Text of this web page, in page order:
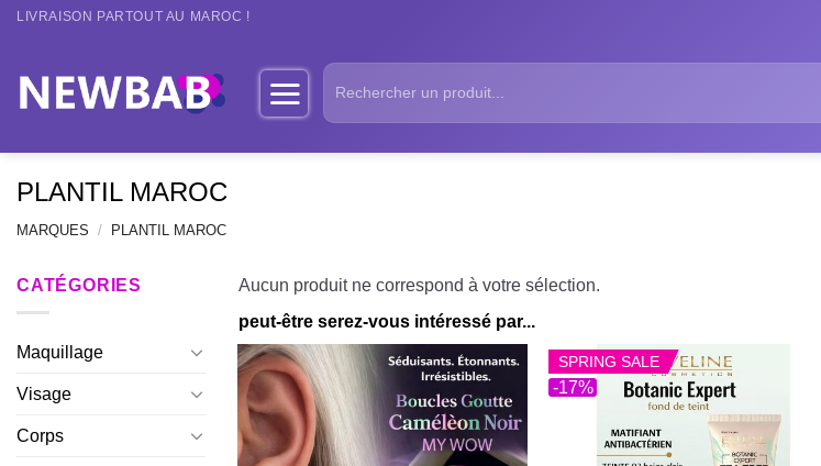
Passer
LIVRAISON PARTOUT AU MAROC !
Recherche
pour :
PLANTIL MAROC
MARQUES / PLANTIL MAROC
CATÉGORIES
Maquillage
Visage
Corps
Aucun produit ne correspond à votre sélection.
peut-être serez-vous intéressé par...
-17%
SPRING SALE